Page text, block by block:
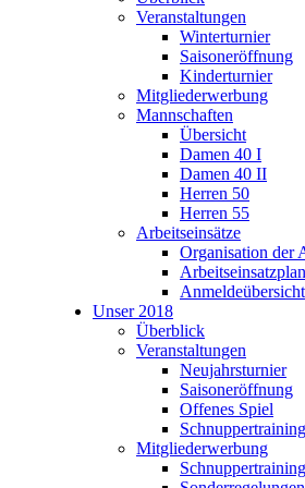
Veranstaltungen
Winterturnier
Saisoneröffnung
Kinderturnier
Mitgliederwerbung
Mannschaften
Übersicht
Damen 40 I
Damen 40 II
Herren 50
Herren 55
Arbeitseinsätze
Organisation der
Anmeldeübersicht
Unser 2018
Überblick
Veranstaltungen
Neujahrsturnier
Saisoneröffnung
Offenes Spiel
Mitgliederwerbung